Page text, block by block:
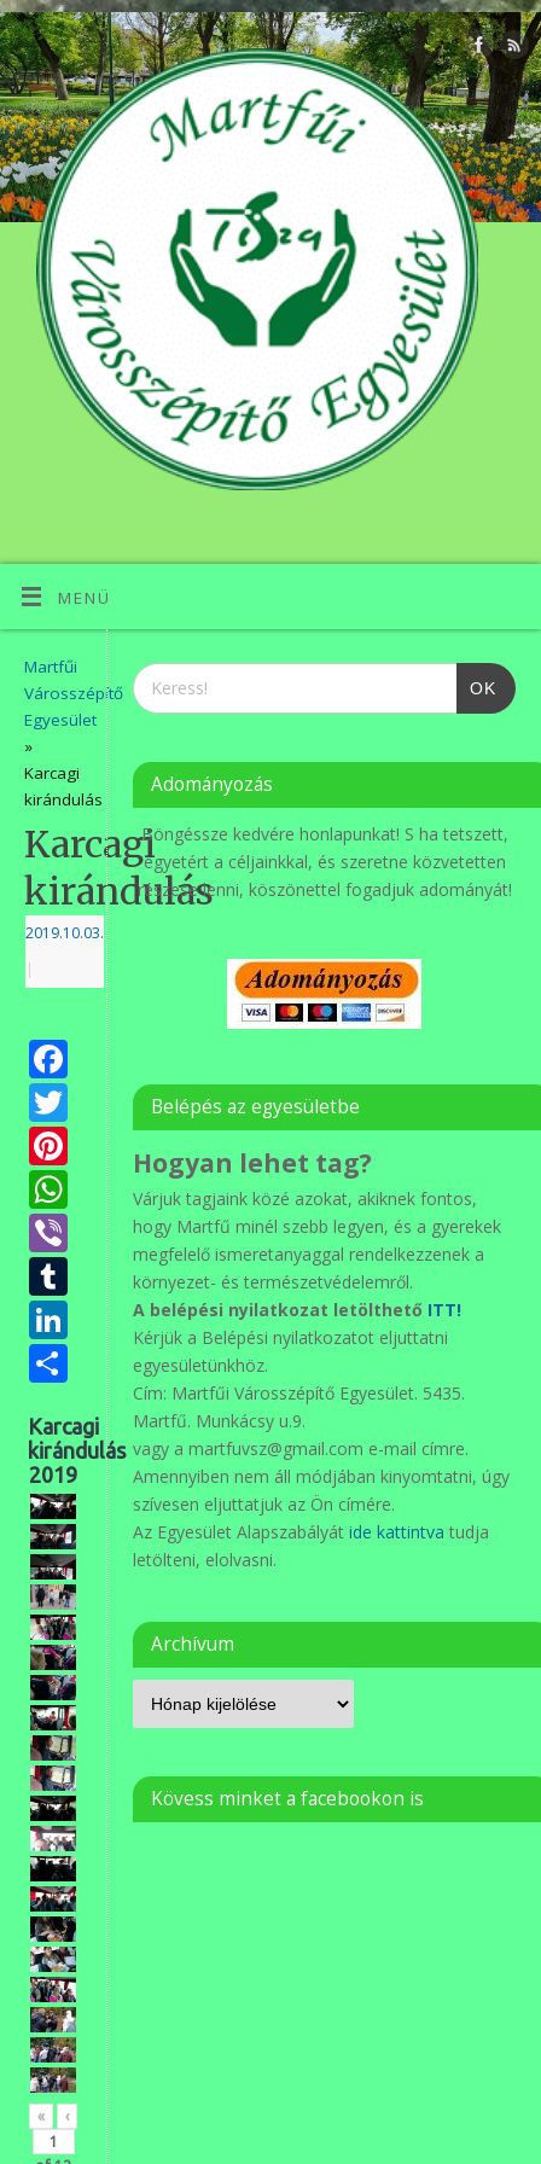
MENÜ
Martfűi
Városszépítő
Egyesület
»
Karcagi
kirándulás
Karcagi
kirándulás
2019.10.03.
|
Facebook
Twitter
Pinterest
WhatsApp
Viber
Tumblr
LinkedIn
Ossza
meg
Karcagi
kirándulás
2019
« ‹
OK
Adományozás
Böngéssze kedvére honlapunkat! S ha tetszett,
egyetért a céljainkkal, és szeretne közvetetten
részese lenni, köszönettel fogadjuk adományát!
Belépés az egyesületbe
Hogyan lehet tag?
Várjuk tagjaink közé azokat, akiknek fontos,
hogy Martfű minél szebb legyen, és a gyerekek
megfelelő ismeretanyaggal rendelkezzenek a
környezet- és természetvédelemről.
A belépési nyilatkozat letölthető ITT!
Kérjük a Belépési nyilatkozatot eljuttatni
egyesületünkhöz.
Cím: Martfűi Városszépítő Egyesület. 5435.
Martfű. Munkácsy u.9.
vagy a martfuvsz@gmail.com e-mail címre.
Amennyiben nem áll módjában kinyomtatni, úgy
szívesen eljuttatjuk az Ön címére.
Az Egyesület Alapszabályát ide kattintva tudja
letölteni, elolvasni.
Archívum
Kövess minket a facebookon is